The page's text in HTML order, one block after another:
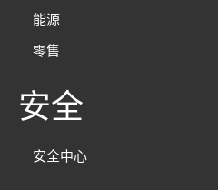
能源
零售
安全
安全中心